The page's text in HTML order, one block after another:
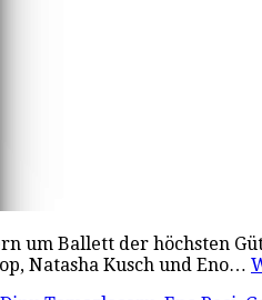
um Ballett der höchsten
Natasha Kusch und Eno…